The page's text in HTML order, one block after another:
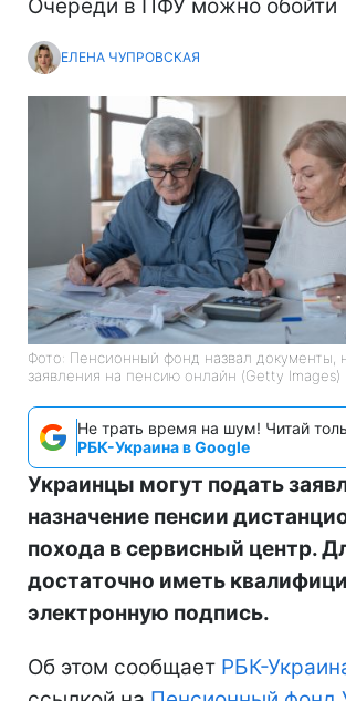
Очереди в ПФУ можно обойти
ЕЛЕНА ЧУПРОВСКАЯ
Фото: Пенсионный фонд назвал документы,
заявления на пенсию онлайн (Getty Images)
Не трать время на шум! Читай
РБК-Украина в Google
Украинцы могут подать
назначение пенсии
похода в сервисный центр.
достаточно иметь
электронную подпись.
Об этом сообщает РБК-